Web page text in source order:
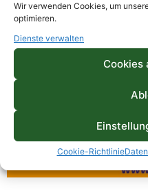
Wir verwenden Cookies, um
optimieren.
Dienste verwalten
Cookies
Cookie-Richtlinie